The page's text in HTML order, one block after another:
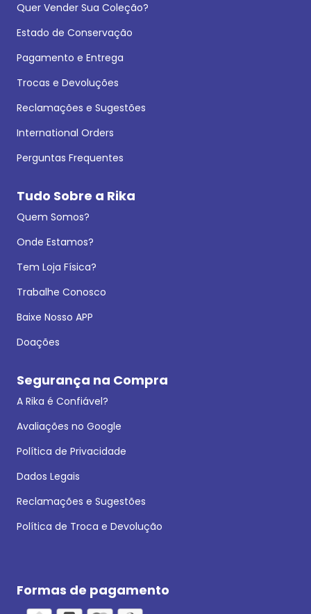
Quer Vender Sua Coleção?
Estado de Conservação
Pagamento e Entrega
Trocas e Devoluções
Reclamações e Sugestões
International Orders
Perguntas Frequentes
Tudo Sobre a Rika
Quem Somos?
Onde Estamos?
Tem Loja Física?
Trabalhe Conosco
Baixe Nosso APP
Doações
Segurança na Compra
A Rika é Confiável?
Avaliações no Google
Política de Privacidade
Dados Legais
Reclamações e Sugestões
Política de Troca e Devolução
Formas de pagamento